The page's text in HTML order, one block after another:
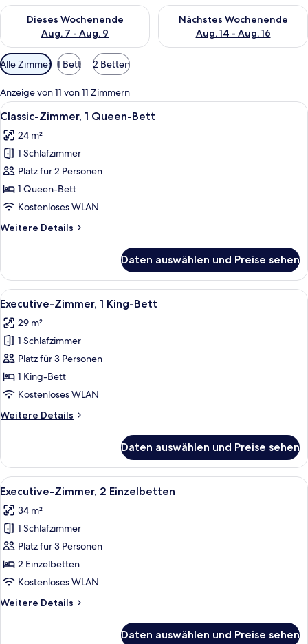
Dieses Wochenende
Aug. 7 - Aug. 9
Überprüfe die Verfügbarkeit für dieses Wochenende, Aug. 7
Nächstes Wochenende
Aug. 14 - Aug. 16
Überprüfe die Verfügbarkeit
Verfügbare
Filter
für
Zimmer
Alle Zimmer 1 Bett 2 Betten
Anzeige von 11 von 11 Zimmern
Alle
Fotos
für
Classic-
Zimmer,
1
Queen-
anzeigen
Ein Hotelzimmer mit einem großen
6
Classic-Zimmer, 1 Queen-Bett
24 m²
1 Schlafzimmer
Platz für 2 Personen
1 Queen-Bett
Kostenloses WLAN
Weitere Details
Weitere
Zimmer,
Queen-
Daten auswählen und Preise sehen
Alle
Fotos
für
Executive-
Zimmer,
1 King-
Bett
Ein Hotelzimmer mit Bett,
5
Executive-Zimmer, 1 King-Bett
29 m²
1 Schlafzimmer
Platz für 3 Personen
1 King-Bett
Kostenloses WLAN
Weitere Details
Weitere
Zimmer,
1 King-
Bett
Daten auswählen und Preise sehen
Alle
Fotos
für
Executive-
Zimmer,
2 Einzelbetten
anzeigen
Ein Hotelzimmer mit zwei Betten,
6
Executive-Zimmer, 2 Einzelbetten
34 m²
1 Schlafzimmer
Platz für 3 Personen
2 Einzelbetten
Kostenloses WLAN
Weitere Details
Weitere
Daten auswählen und Preise sehen